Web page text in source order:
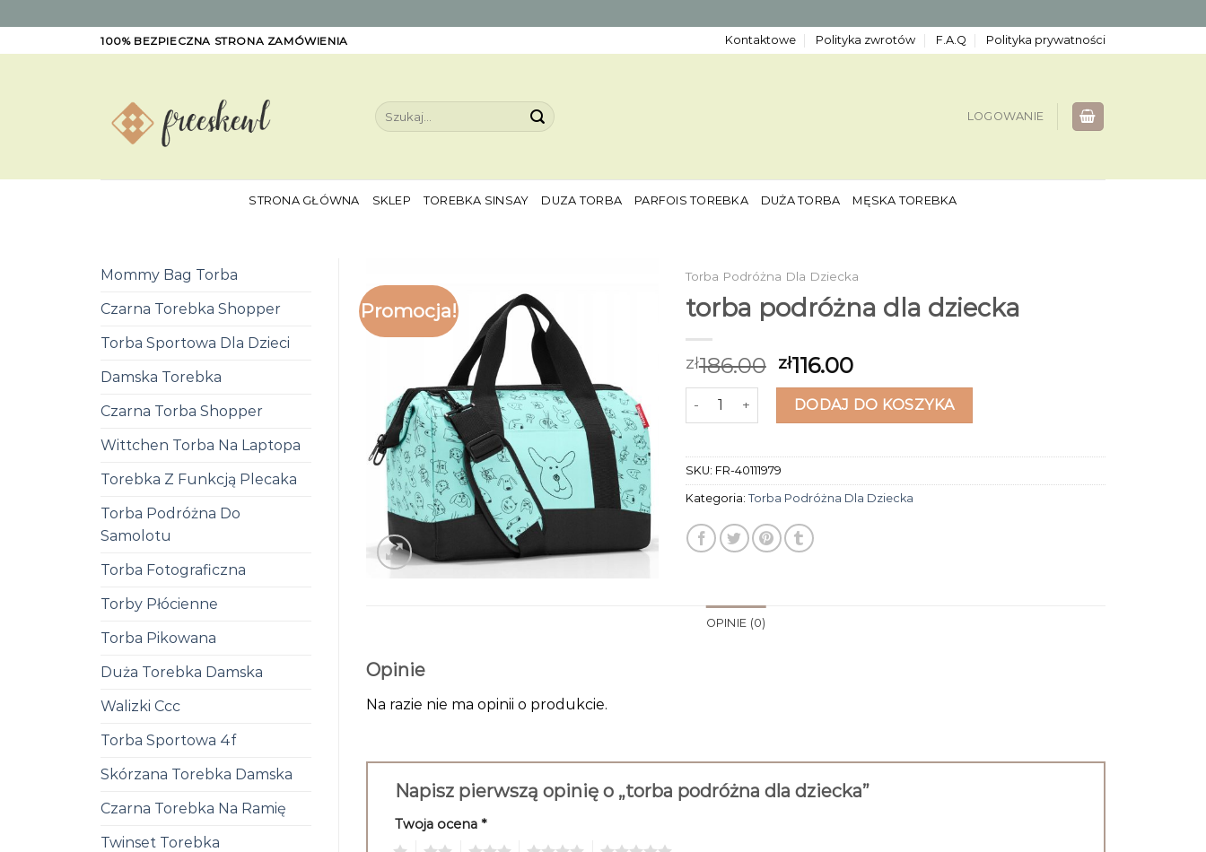
to
100% BEZPIECZNA STRONA ZAMÓWIENIA Kontaktowe Polityka zwrotów F.A.Q Polityka prywatności
Szukaj:
LOGOWANIE
STRONA GŁÓWNA SKLEP TOREBKA SINSAY DUZA TORBA PARFOIS TOREBKA DUŻA TORBA MĘSKA TOREBKA
Mommy Bag Torba
Czarna Torebka Shopper
Torba Sportowa Dla Dzieci
Damska Torebka
Czarna Torba Shopper
Wittchen Torba Na Laptopa
Torebka Z Funkcją Plecaka
Torba Podróżna Do
Samolotu
Torba Fotograficzna
Torby Płócienne
Torba Pikowana
Duża Torebka Damska
Walizki Ccc
Torba Sportowa 4f
Skórzana Torebka Damska
Czarna Torebka Na Ramię
Twinset Torebka
Promocja!
Torba Podróżna Dla Dziecka
torba podróżna dla dziecka
zł186.00 zł116.00
ilość torba podróżna dla dziecka
DODAJ DO KOSZYKA
SKU: FR-40111979
Kategoria: Torba Podróżna Dla Dziecka
OPINIE (0)
Opinie
Na razie nie ma opinii o produkcie.
Napisz pierwszą opinię o „torba podróżna dla dziecka”
Twoja ocena *